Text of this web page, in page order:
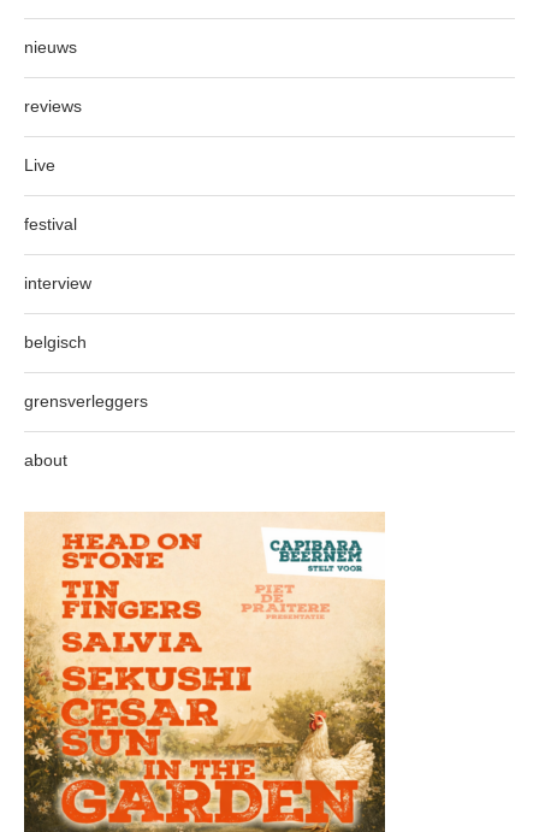
nieuws
reviews
Live
festival
interview
belgisch
grensverleggers
about